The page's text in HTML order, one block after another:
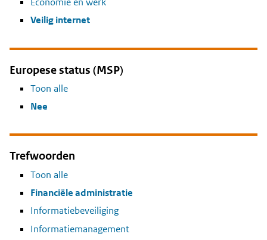
Veilig internet
Europese status (MSP)
Toon alle
Nee
Trefwoorden
Toon alle
Financiële administratie
Informatiebeveiliging
Informatiemanagement